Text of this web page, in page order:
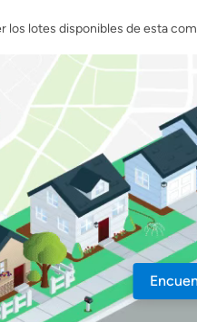
los lotes disponibles de esta